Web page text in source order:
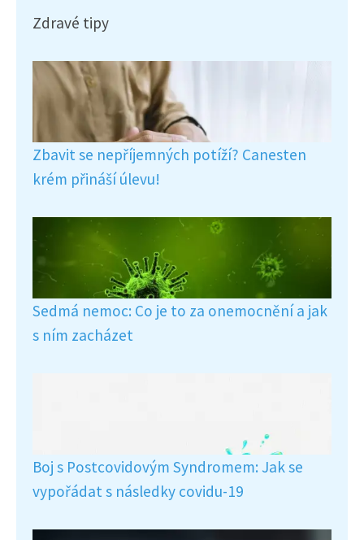
Zdravé tipy
Zbavit se nepříjemných potíží? Canesten
krém přináší úlevu!
Sedmá nemoc: Co je to za onemocnění a jak
s ním zacházet
Boj s Postcovidovým Syndromem: Jak se
vypořádat s následky covidu-19